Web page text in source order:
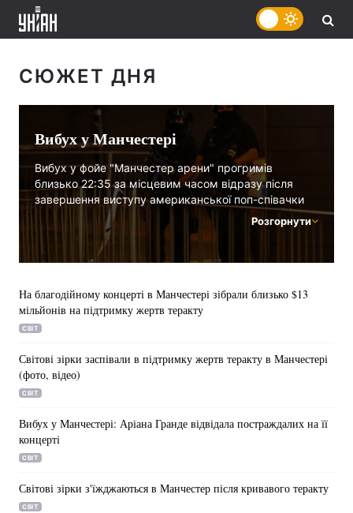
СЮЖЕТ ДНЯ
Вибух у Манчестері
Вибух у фойе "Манчестер арени" прогримів
близько 22:35 за місцевим часом відразу після
завершення виступу американської поп-співачки
Аріана Гранде.
Розгорнути
На благодійному концерті в Манчестері зібрали близько $13
мільйонів на підтримку жертв теракту
СВІТ
Світові зірки заспівали в підтримку жертв теракту в Манчестері
(фото, відео)
СВІТ
Вибух у Манчестері: Аріана Гранде відвідала постраждалих на її
концерті
СВІТ
Світові зірки з'їжджаються в Манчестер після кривавого теракту
СВІТ